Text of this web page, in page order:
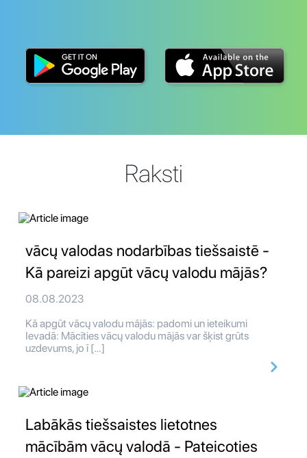
Raksti
vācų valodas nodarbības tiešsaistē -
Kā pareizi apgūt vācų valodu mājās?
08.08.2023
Kā apgūt vācų valodu mājās: padomi un ieteikumi
Ievadā: Mācīties vācų valodu mājās var šķist grūts
uzdevums, jo ī […]
Labākās tiešsaistes lietotnes
mācībām vācų valodā - Pateicoties